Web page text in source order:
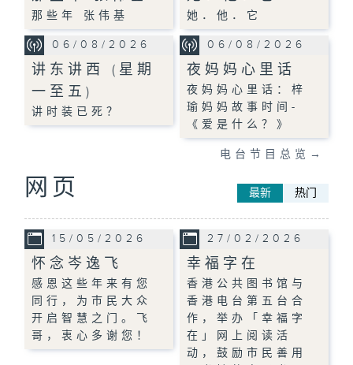
那些年 张伟基 她．他．它
06/08/2026
讲东讲西 (星期
一至五)
讲时装已死？
06/08/2026
夜妈妈心里话
夜妈妈心里话：梓
瑜妈妈故事时间-
《爱是什么？》
电台节目总览 →
网页 最新 热门
15/05/2026
怀念岑逸飞
感恩这些年来有您
同行，为巿民大众
开启智慧之门。飞
哥，衷心多谢您！
27/02/2026
幸福字在
香港公共图书馆与
香港电台第五台合
作，举办「幸福字
在」网上阅读活
动，鼓励市民善用